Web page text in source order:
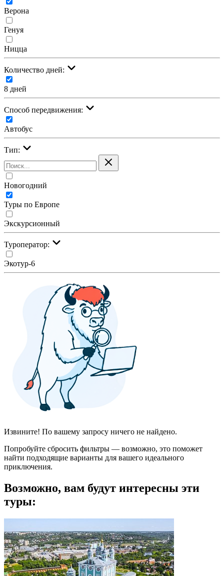
Верона
Генуя
Ницца
Количество дней:
8 дней
Cпособ передвижения:
Автобус
Тип:
Новогодний
Туры по Европе
Экскурсионный
Туроператор:
Экотур-6
Извините! По вашему запросу ничего не найдено.
Попробуйте сбросить фильтры — возможно, это поможет
найти подходящие варианты для вашего идеального
приключения.
Возможно, вам будут интересны эти
туры: